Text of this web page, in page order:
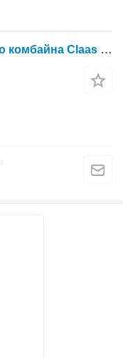
Облицовка для зерноуборочного комбайна Claas Mega Dominator 98